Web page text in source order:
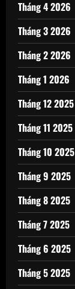
Tháng 4 2026
Tháng 3 2026
Tháng 2 2026
Tháng 1 2026
Tháng 12 2025
Tháng 11 2025
Tháng 10 2025
Tháng 9 2025
Tháng 8 2025
Tháng 7 2025
Tháng 6 2025
Tháng 5 2025